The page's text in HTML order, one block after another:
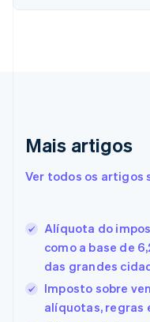
Mais artigos
Ver todos os
Alíquota do
como a base de
das grandes
Imposto sobre
alíquotas, regras
China continental
Emirados Árabes
English
Eslováquia
Espanha
EspañolEnglish
Estados Unidos
Español
Estônia
English